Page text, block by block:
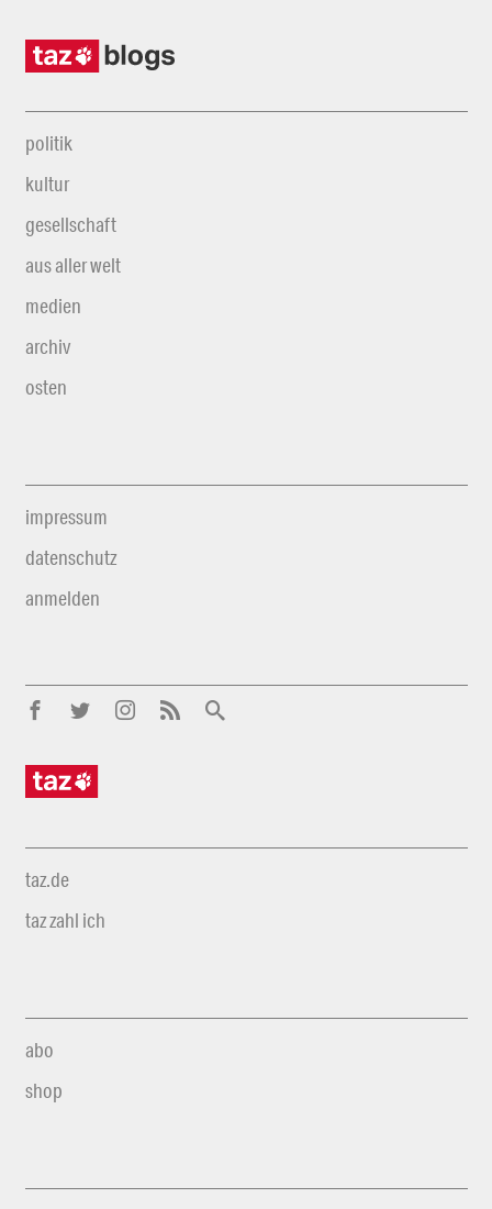
politik
kultur
gesellschaft
aus aller welt
medien
archiv
osten
impressum
datenschutz
anmelden
taz.de
taz zahl ich
abo
shop